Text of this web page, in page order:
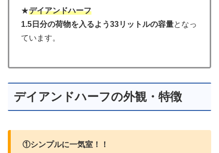
★デイアンドハーフ
1.5日分の荷物を入るよう33リットルの容量となっ
ています。
デイアンドハーフの外観・特徴
①シンプルに一気室！！